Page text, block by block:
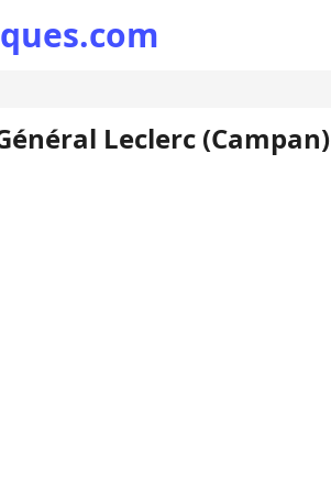
Leclerc (Campan)